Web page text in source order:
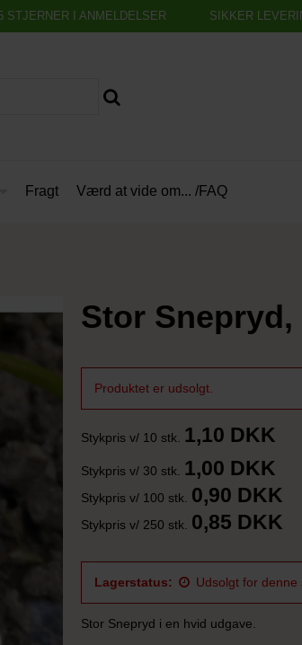
STJERNER I ANMELDELSER SIKKER
Fragt Værd at vide om... /FAQ
Stor Snepryd,
Produktet er udsolgt.
Stykpris v/ 10 stk. 1,10 DKK
Stykpris v/ 30 stk. 1,00 DKK
Stykpris v/ 100 stk. 0,90 DKK
Stykpris v/ 250 stk. 0,85 DKK
Lagerstatus: Udsolgt for
Stor Snepryd i en hvid udgave.